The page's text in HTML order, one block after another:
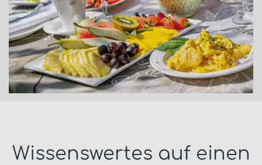
Wissenswertes auf einen